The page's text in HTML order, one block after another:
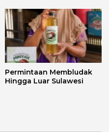
Permintaan Membludak
Hingga Luar Sulawesi